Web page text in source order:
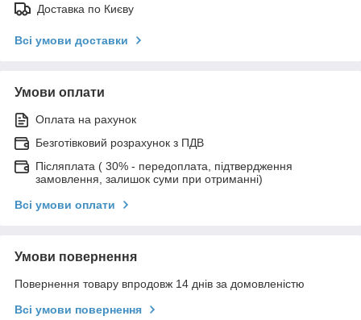
Доставка по Києву
Всі умови доставки
Умови оплати
Оплата на рахунок
Безготівковий розрахунок з ПДВ
Післяплата ( 30% - передоплата, підтвердження
замовлення, залишок суми при отриманні)
Всі умови оплати
Умови повернення
Повернення товару впродовж 14 днів за домовленістю
Всі умови повернення